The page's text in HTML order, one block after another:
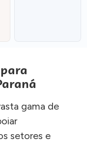
gama de
setores e